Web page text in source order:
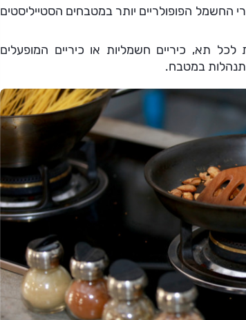
החשמל הפופולריים יותר במטבחים הסטייליסטים
תא, כיריים חשמליות או כיריים המופעלים
במטבח.